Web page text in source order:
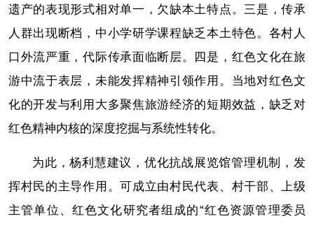
遗产的表现形式相对单一，欠缺本土特点。三是，传承
人群出现断档，中小学研学课程缺乏本土特色。各村人
口外流严重，代际传承面临断层。四是，红色文化在旅
游中流于表层，未能发挥精神引领作用。当地对红色文
化的开发与利用大多聚焦旅游经济的短期效益，缺乏对
红色精神内核的深度挖掘与系统性转化。
为此，杨利慧建议，优化抗战展览馆管理机制，发
挥村民的主导作用。可成立由村民代表、村干部、上级
主管单位、红色文化研究者组成的“红色资源管理委员